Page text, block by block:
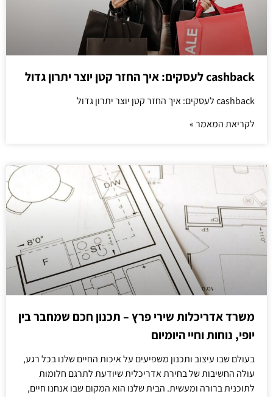
cashback לעסקים: איך החזר קטן יוצר יתרון גדול
cashback לעסקים: איך החזר קטן יוצר יתרון גדול
לקריאת המאמר »
משרד אדריכלות שירי פרץ – תכנון חכם שמחבר בין
יופי, נוחות וחיי היומיום
בעולם שבו עיצוב ותכנון משפיעים על איכות החיים שלנו בכל רגע,
עולה החשיבות של בחירת אדריכלית שיודעת לתרגם חלומות
לתוכנית ברורה ומעשית. הבית שלנו הוא המקום שבו אנחנו חיים,